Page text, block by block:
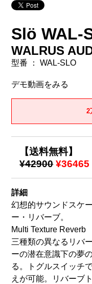
Slö WAL-
WALRUS
型番 ： WAL-SLO
デモ動画をみる
2
【送料無料】
¥42900 ¥36465
詳細
幻想的サウンドスケ
ー・リバーブ。
Multi Texture Reverb
三種類の異なるリバ
ーの潜在意識下の夢
る。トグルスイッチ
えが可能。リバーブ